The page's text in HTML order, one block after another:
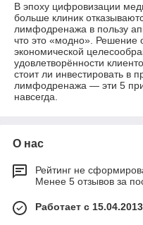
В эпоху цифровизации
больше клиник
лимфодренажа в пользу
что это «модно». Решение
экономической
удовлетворённости
стоит ли инвестировать в
лимфодренажа — эти 5
навсегда.
О нас
Рейтинг не
Менее 5 отзывов за
Работает с 15.04.2013